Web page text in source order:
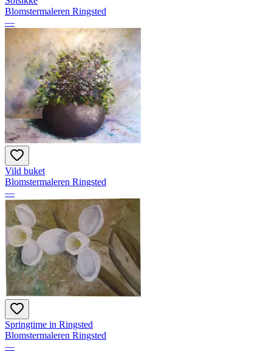
Blomstermaleren Ringsted
—
Vild buket
Blomstermaleren Ringsted
—
Springtime in Ringsted
Blomstermaleren Ringsted
—